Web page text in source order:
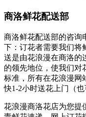
商洛鲜花配送部
商洛鲜花配送部的咨询
下：订花者需要我们将
送是由花浪漫在商洛的
的领先地位，使我们对
标准，所有在花浪漫网
快1-2小时送花上门（
花浪漫商洛花店为您提